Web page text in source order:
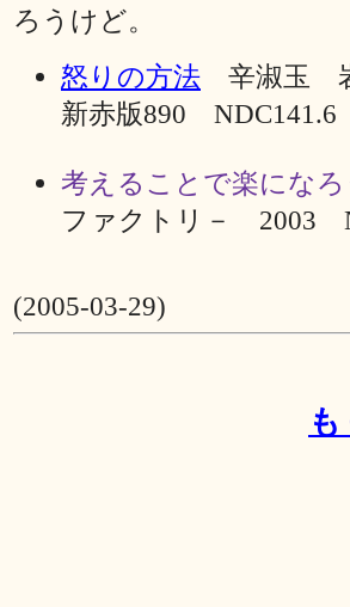
ろうけど。
怒りの方法 辛淑玉
新赤版890
考えることで楽になろ
ファクトリ－ 2003
(2005-03-29)